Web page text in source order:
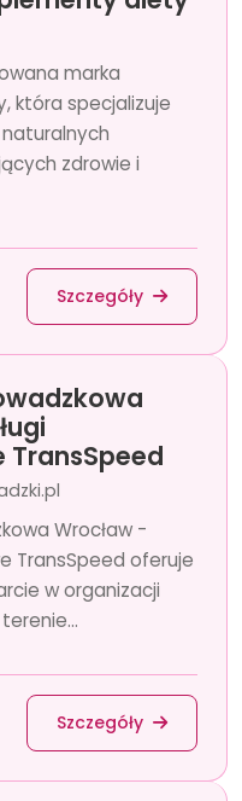
marka
która specjalizuje
zdrowie i
Szczegóły
Wrocław -
TransSpeed oferuje
w organizacji
Szczegóły